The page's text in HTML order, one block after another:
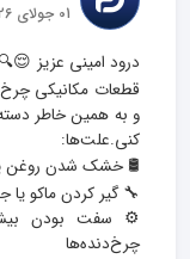
01 جولای 2026
درود امینی عزیز
قطعات مکانیکی چرخ
و به همین خاطر